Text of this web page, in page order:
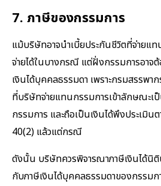
7. ภาษีของกรรมการ
แม้บริษัทอาจนำเบี้ยประกันชีวิตที่จ่ายแ
จ่ายได้ในบางกรณี แต่ฝั่งกรรมการอาจ
เงินได้บุคคลธรรมดา เพราะกรมสรรพา
ที่บริษัทจ่ายแทนกรรมการเข้าลักษณะเ
กรรมการ และถือเป็นเงินได้พึงประเมิน
40(2) แล้วแต่กรณี
ดังนั้น บริษัทควรพิจารณาภาษีเงินได้นิ
กับภาษีเงินได้บุคคลธรรมดาของกรรม